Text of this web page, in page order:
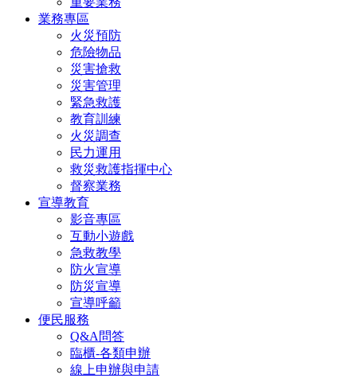
業務專區
火災預防
危險物品
災害搶救
災害管理
緊急救護
教育訓練
火災調查
民力運用
救災救護指揮中心
督察業務
宣導教育
影音專區
互動小遊戲
急救教學
防火宣導
防災宣導
宣導呼籲
便民服務
Q&A問答
臨櫃-各類申辦
線上申辦與申請